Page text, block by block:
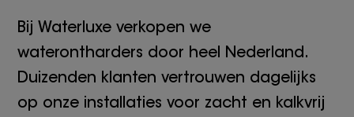
Bij Waterluxe verkopen we
waterontharders door heel Nederland.
Duizenden klanten vertrouwen dagelijks
op onze installaties voor zacht en kalkvrij